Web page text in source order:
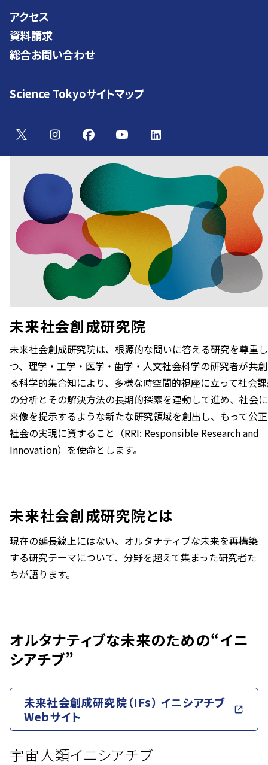
アクセス
資料請求
総合お問い合わせ
Science Tokyoサイトマップ
未来社会創成研究院
未来社会創成研究院は、根源的な問いに答える研究を尊重
つ、理学・⼯学・医学・⻭学・人文社会科学の研究者が共
る科学的集合知により、多様な時空間的視座に⽴って社会
の分析とその解決⽅法の⻑期的探索を連動して進め、社会
来像を提⽰するような新たな研究領域を創出し、もって公
社会の実現に資すること（RRI: Responsible Research and
Innovation）を使命とします。
未来社会創成研究院とは
現在の延長線上にはない、オルタナティブな未来を再構築
する研究テーマについて、分野を超えて集まった研究者た
ちが語ります。
オルタナティブな未来のための“イニ
シアチブ”
未来社会創成研究院（IFs） イニシアチブ
Webサイト
宇宙人類イニシアチブ